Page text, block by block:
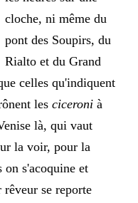
cloche, ni même du
pont des Soupirs, du
Rialto et du Grand
celles qu'indiquent
les ciceroni à
là, qui vaut
la voir, pour la
s'acoquine et
se reporte